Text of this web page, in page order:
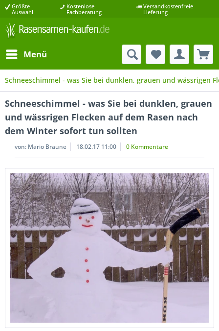
Größte
Auswahl
Kostenlose
Fachberatung
Versandkostenfreie
Lieferung
Menü
Schneeschimmel - was Sie bei dunklen, grauen und wässrigen
Schneeschimmel - was Sie bei dunklen, grauen
und wässrigen Flecken auf dem Rasen nach
dem Winter sofort tun sollten
von: Mario Braune 18.02.17 11:00 0 Kommentare